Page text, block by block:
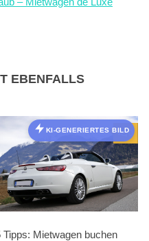
EBENFALLS
KI-GENERIERTES BILD0
Tipps: Mietwagen buchen